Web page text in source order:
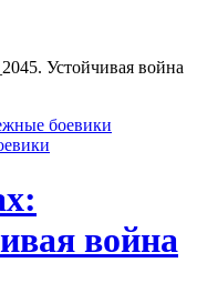
Устойчивая война
боевики
война